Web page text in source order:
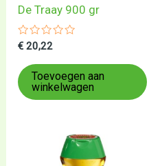
De Traay 900 gr
Gewaardeerd
uit
5
€ 20,22
Toevoegen aan
winkelwagen